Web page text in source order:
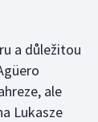
a důležitou
ale
Lukasze